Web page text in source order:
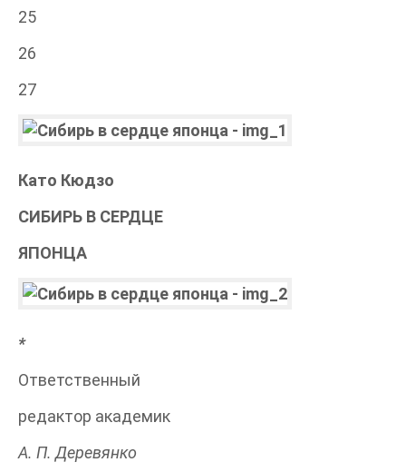
25
26
27
Като Кюдзо
СИБИРЬ В СЕРДЦЕ
ЯПОНЦА
*
Ответственный
редактор академик
А. П. Деревянко